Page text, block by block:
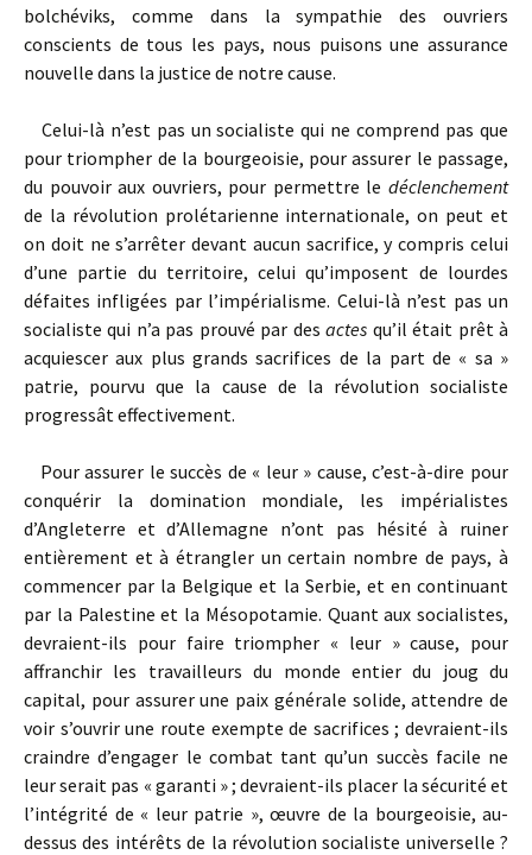
bolchéviks, comme dans la sympathie des ouvriers
conscients de tous les pays, nous puisons une assurance
nouvelle dans la justice de notre cause.
Celui-là n’est pas un socialiste qui ne comprend pas que
pour triompher de la bourgeoisie, pour assurer le passage,
du pouvoir aux ouvriers, pour permettre le déclenchement
de la révolution prolétarienne internationale, on peut et
on doit ne s’arrêter devant aucun sacrifice, y compris celui
d’une partie du territoire, celui qu’imposent de lourdes
défaites infligées par l’impérialisme. Celui-là n’est pas un
socialiste qui n’a pas prouvé par desactes qu’il était prêt à
acquiescer aux plus grands sacrifices de la part de « sa »
patrie, pourvu que la cause de la révolution socialiste
progressât effectivement.
Pour assurer le succès de « leur » cause, c’est-à-dire pour
conquérir la domination mondiale, les impérialistes
d’Angleterre et d’Allemagne n’ont pas hésité à ruiner
entièrement et à étrangler un certain nombre de pays, à
commencer par la Belgique et la Serbie, et en continuant
par la Palestine et la Mésopotamie. Quant aux socialistes,
devraient-ils pour faire triompher « leur » cause, pour
affranchir les travailleurs du monde entier du joug du
capital, pour assurer une paix générale solide, attendre de
voir s’ouvrir une route exempte de sacrifices ; devraient-ils
craindre d’engager le combat tant qu’un succès facile ne
leur serait pas « garanti » ; devraient-ils placer la sécurité et
l’intégrité de « leur patrie », œuvre de la bourgeoisie, au-
dessus des intérêts de la révolution socialiste universelle ?